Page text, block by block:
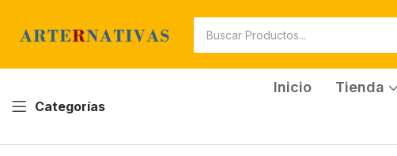
Categorías
Inicio Tienda